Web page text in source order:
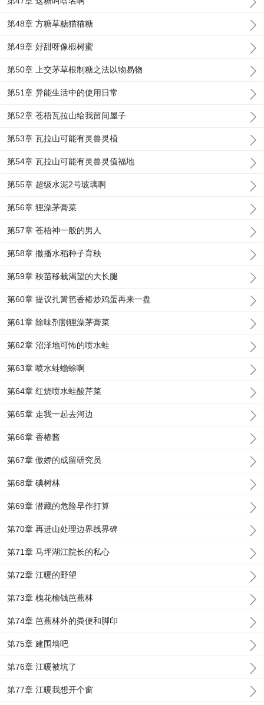
第48章 方糖草糖猫猫糖
第49章 好甜呀像椴树蜜
第50章 上交茅草根制糖之法以物易物
第51章 异能生活中的使用日常
第52章 苍梧瓦拉山给我留间屋子
第53章 瓦拉山可能有灵兽灵植
第54章 瓦拉山可能有灵兽灵值福地
第55章 超级水泥2号玻璃啊
第56章 狸澡茅膏菜
第57章 苍梧神一般的男人
第58章 撒播水稻种子育秧
第59章 秧苗移栽渴望的大长腿
第60章 提议扎篱笆香椿炒鸡蛋再来一盘
第61章 除味剂割狸澡茅膏菜
第62章 沼泽地可怖的喷水蛙
第63章 喷水蛙蟾蜍啊
第64章 红烧喷水蛙酸芹菜
第65章 走我一起去河边
第66章 香椿酱
第67章 傲娇的成留研究员
第68章 碘树林
第69章 潜藏的危险早作打算
第70章 再进山处理边界线界碑
第71章 马坪湖江院长的私心
第72章 江暖的野望
第73章 槐花榆钱芭蕉林
第74章 芭蕉林外的粪便和脚印
第75章 建围墙吧
第76章 江暖被坑了
第77章 江暖我想开个窗